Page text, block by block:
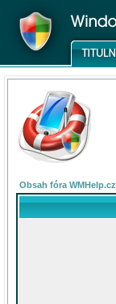
Obsah fóra WMHelp.cz